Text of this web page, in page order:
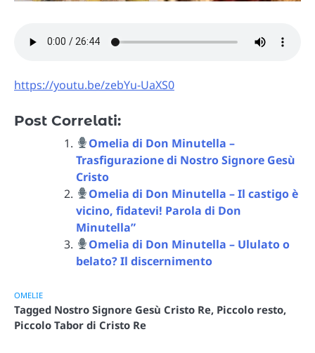
https://youtu.be/zebYu-UaXS0
Post Correlati:
Omelia di Don Minutella –
Trasfigurazione di Nostro Signore Gesù
Cristo
Omelia di Don Minutella – Il castigo è
vicino, fidatevi! Parola di Don
Minutella”
Omelia di Don Minutella – Ululato o
belato? Il discernimento
OMELIE
Tagged Nostro Signore Gesù Cristo Re, Piccolo resto,
Piccolo Tabor di Cristo Re